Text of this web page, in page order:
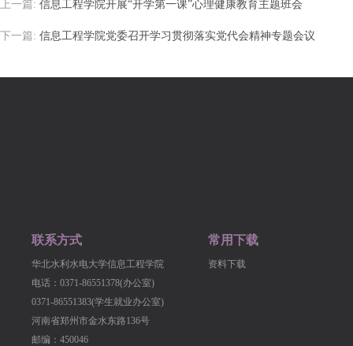
上一篇: 信息工程学院开展“开学第一课”心理健康教育主题班会
下一篇: 信息工程学院党委召开学习贯彻落实党代会精神专题会议
联系方式
华北水利水电大学信息工程学院
电话：0371-86551378(办公室)
0371-86551383(学生就业办公室)
河南省郑州市金水东路136号
邮编：450046
常用下载
资料下载